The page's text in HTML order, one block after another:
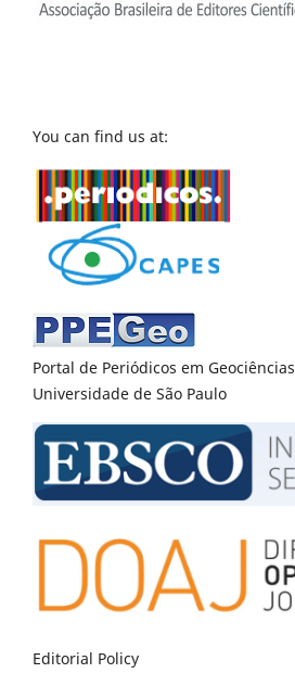
You can find us at:
Portal de Periódicos em Geociências
Universidade de São Paulo
Editorial Policy